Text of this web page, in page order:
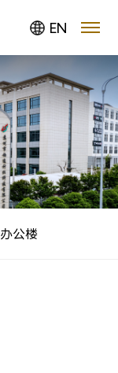
EN
办公楼